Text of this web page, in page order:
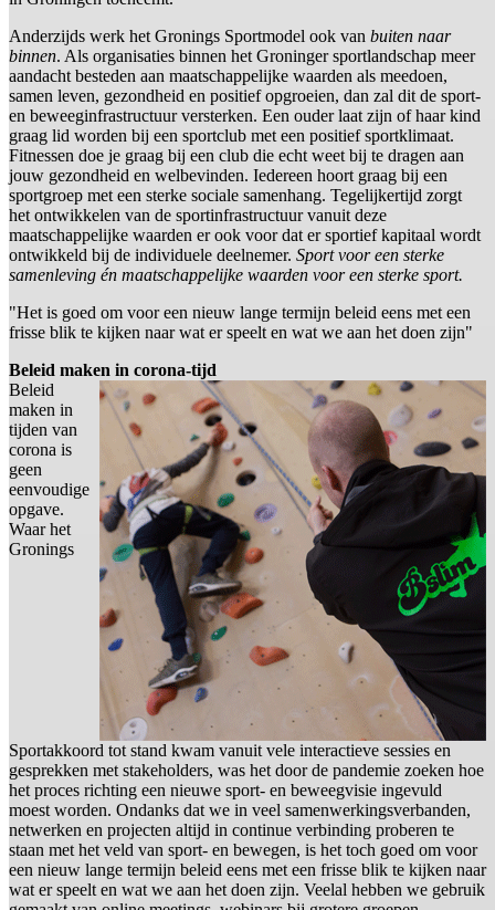
Anderzijds werk het Gronings Sportmodel ook van buiten naar
binnen. Als organisaties binnen het Groninger sportlandschap meer
aandacht besteden aan maatschappelijke waarden als meedoen,
samen leven, gezondheid en positief opgroeien, dan zal dit de sport-
en beweeginfrastructuur versterken. Een ouder laat zijn of haar kind
graag lid worden bij een sportclub met een positief sportklimaat.
Fitnessen doe je graag bij een club die echt weet bij te dragen aan
jouw gezondheid en welbevinden. Iedereen hoort graag bij een
sportgroep met een sterke sociale samenhang. Tegelijkertijd zorgt
het ontwikkelen van de sportinfrastructuur vanuit deze
maatschappelijke waarden er ook voor dat er sportief kapitaal wordt
ontwikkeld bij de individuele deelnemer. Sport voor een sterke
samenleving én maatschappelijke waarden voor een sterke sport.
"Het is goed om voor een nieuw lange termijn beleid eens met een
frisse blik te kijken naar wat er speelt en wat we aan het doen zijn"
Beleid maken in corona-tijd
Beleid
maken in
tijden van
corona is
geen
eenvoudige
opgave.
Waar het
Gronings
Sportakkoord tot stand kwam vanuit vele interactieve sessies en
gesprekken met stakeholders, was het door de pandemie zoeken hoe
het proces richting een nieuwe sport- en beweegvisie ingevuld
moest worden. Ondanks dat we in veel samenwerkingsverbanden,
netwerken en projecten altijd in continue verbinding proberen te
staan met het veld van sport- en bewegen, is het toch goed om voor
een nieuw lange termijn beleid eens met een frisse blik te kijken naar
wat er speelt en wat we aan het doen zijn. Veelal hebben we gebruik